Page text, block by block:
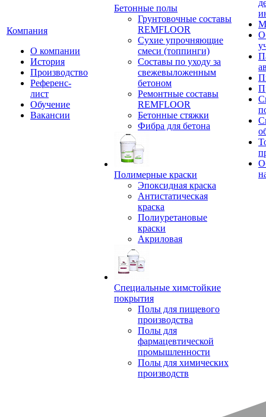
Компания
О компании
История
Производство
Референс-
лист
Обучение
Вакансии
Бетонные полы
Грунтовочные составы
REMFLOOR
Сухие упрочняющие
смеси (топпинги)
Составы по уходу за
свежевыложенным
бетоном
Ремонтные составы
REMFLOOR
Бетонные стяжки
Фибра для бетона
Полимерные краски
Эпоксидная краска
Антистатическая
краска
Полиуретановые
краски
Акриловая
Специальные химстойкие
покрытия
Полы для пищевого
производства
Полы для
фармацевтической
промышленности
Полы для химических
производств